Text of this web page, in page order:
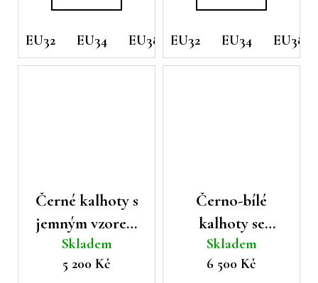
EU32 EU34 EU38 EU44
EU32 EU34 EU38
Černé kalhoty s
jemným vzorem
Cambio Faith
Skladem
5 200 Kč
Černo-bílé
kalhoty se
vzorem Cambio
Francis
Skladem
6 500 Kč